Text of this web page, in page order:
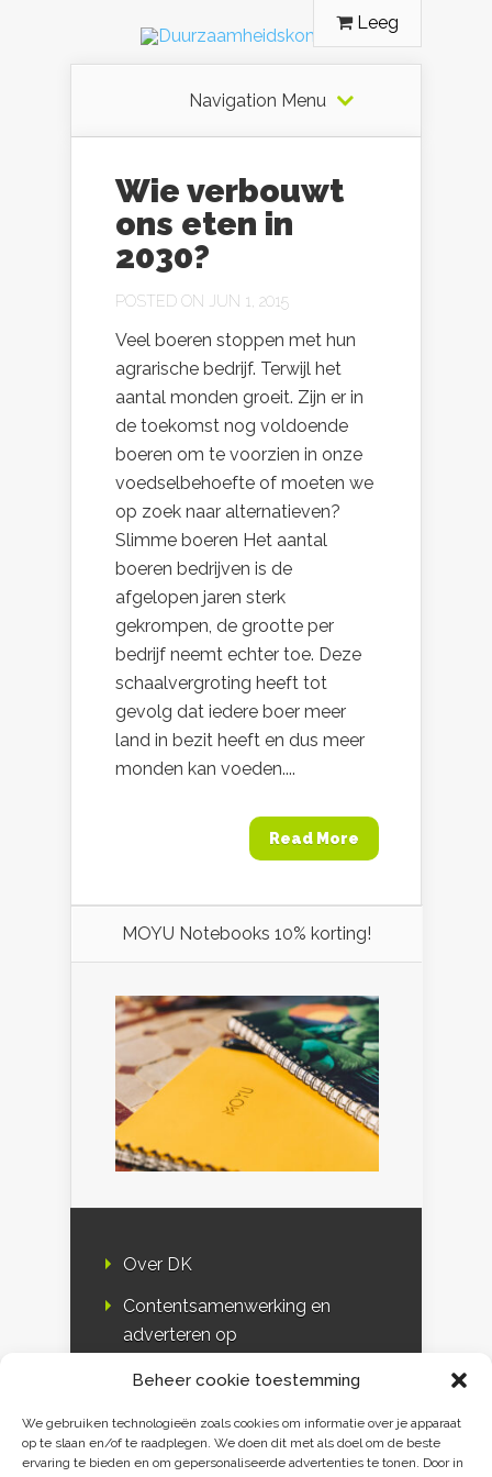
Beheer cookie toestemming
We gebruiken technologieën zoals cookies om informatie over je apparaat
op te slaan en/of te raadplegen. We doen dit met als doel om de beste
ervaring te bieden en om gepersonaliseerde advertenties te tonen. Door in
Leeg
Navigation Menu
Wie verbouwt
ons eten in
2030?
POSTED ON JUN 1, 2015
Veel boeren stoppen met hun
agrarische bedrijf. Terwijl het
aantal monden groeit. Zijn er in
de toekomst nog voldoende
boeren om te voorzien in onze
voedselbehoefte of moeten we
op zoek naar alternatieven?
Slimme boeren Het aantal
boeren bedrijven is de
afgelopen jaren sterk
gekrompen, de grootte per
bedrijf neemt echter toe. Deze
schaalvergroting heeft tot
gevolg dat iedere boer meer
land in bezit heeft en dus meer
monden kan voeden....
Read More
MOYU Notebooks 10% korting!
Over DK
Contentsamenwerking en
adverteren op
DK & media